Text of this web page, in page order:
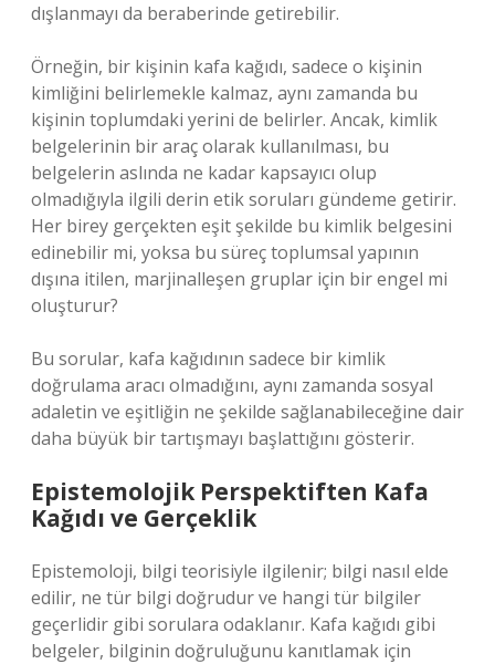
dışlanmayı da beraberinde getirebilir.
Örneğin, bir kişinin kafa kağıdı, sadece o kişinin
kimliğini belirlemekle kalmaz, aynı zamanda bu
kişinin toplumdaki yerini de belirler. Ancak, kimlik
belgelerinin bir araç olarak kullanılması, bu
belgelerin aslında ne kadar kapsayıcı olup
olmadığıyla ilgili derin etik soruları gündeme getirir.
Her birey gerçekten eşit şekilde bu kimlik belgesini
edinebilir mi, yoksa bu süreç toplumsal yapının
dışına itilen, marjinalleşen gruplar için bir engel mi
oluşturur?
Bu sorular, kafa kağıdının sadece bir kimlik
doğrulama aracı olmadığını, aynı zamanda sosyal
adaletin ve eşitliğin ne şekilde sağlanabileceğine dair
daha büyük bir tartışmayı başlattığını gösterir.
Epistemolojik Perspektiften Kafa
Kağıdı ve Gerçeklik
Epistemoloji, bilgi teorisiyle ilgilenir; bilgi nasıl elde
edilir, ne tür bilgi doğrudur ve hangi tür bilgiler
geçerlidir gibi sorulara odaklanır. Kafa kağıdı gibi
belgeler, bilginin doğruluğunu kanıtlamak için